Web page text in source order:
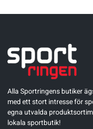
Alla Sportringens butiker
med ett stort intresse för
egna utvalda
lokala sportbutik!